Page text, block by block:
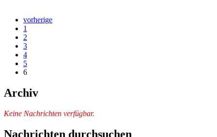
vorherige
1
2
3
4
5
6
Archiv
Keine Nachrichten verfügbar.
Nachrichten durchsuchen